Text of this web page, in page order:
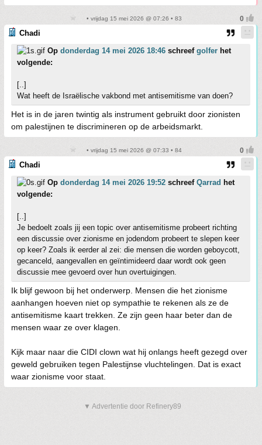
• vrijdag 15 mei 2026 @ 07:26 • 83
Chadi
Op donderdag 14 mei 2026 18:46 schreef golfer het
volgende:
[..]
Wat heeft de Israëlische vakbond met antisemitisme van doen?
Het is in de jaren twintig als instrument gebruikt door zionisten
om palestijnen te discrimineren op de arbeidsmarkt.
• vrijdag 15 mei 2026 @ 07:33 • 84
Chadi
Op donderdag 14 mei 2026 19:52 schreef Qarrad het
volgende:
[..]
Je bedoelt zoals jij een topic over antisemitisme probeert richting
een discussie over zionisme en jodendom probeert te slepen keer
op keer? Zoals ik eerder al zei: die mensen die worden geboycott,
gecanceld, aangevallen en geïntimideerd daar wordt ook geen
discussie mee gevoerd over hun overtuigingen.
Ik blijf gewoon bij het onderwerp. Mensen die het zionisme
aanhangen hoeven niet op sympathie te rekenen als ze de
antisemitisme kaart trekken. Ze zijn geen haar beter dan de
mensen waar ze over klagen.
Kijk maar naar die CIDI clown wat hij onlangs heeft gezegd over
geweld gebruiken tegen Palestijnse vluchtelingen. Dat is exact
waar zionisme voor staat.
▼ Advertentie door Refinery89